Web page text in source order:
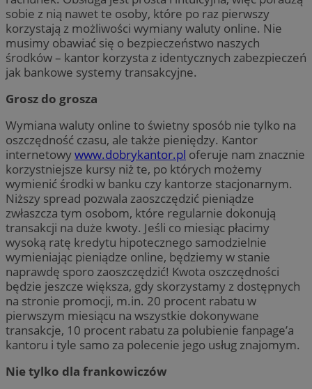
sobie z nią nawet te osoby, które po raz pierwszy
korzystają z możliwości wymiany waluty online. Nie
musimy obawiać się o bezpieczeństwo naszych
środków – kantor korzysta z identycznych zabezpieczeń
jak bankowe systemy transakcyjne.
Grosz do grosza
Wymiana waluty online to świetny sposób nie tylko na
oszczędność czasu, ale także pieniędzy. Kantor
internetowywww.dobrykantor.pl oferuje nam znacznie
korzystniejsze kursy niż te, po których możemy
wymienić środki w banku czy kantorze stacjonarnym.
Niższy spread pozwala zaoszczędzić pieniądze
zwłaszcza tym osobom, które regularnie dokonują
transakcji na duże kwoty. Jeśli co miesiąc płacimy
wysoką ratę kredytu hipotecznego samodzielnie
wymieniając pieniądze online, będziemy w stanie
naprawdę sporo zaoszczędzić! Kwota oszczędności
będzie jeszcze większa, gdy skorzystamy z dostępnych
na stronie promocji, m.in. 20 procent rabatu w
pierwszym miesiącu na wszystkie dokonywane
transakcje, 10 procent rabatu za polubienie fanpage’a
kantoru i tyle samo za polecenie jego usług znajomym.
Nie tylko dla frankowiczów